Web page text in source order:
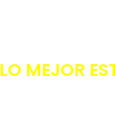
LO MEJOR